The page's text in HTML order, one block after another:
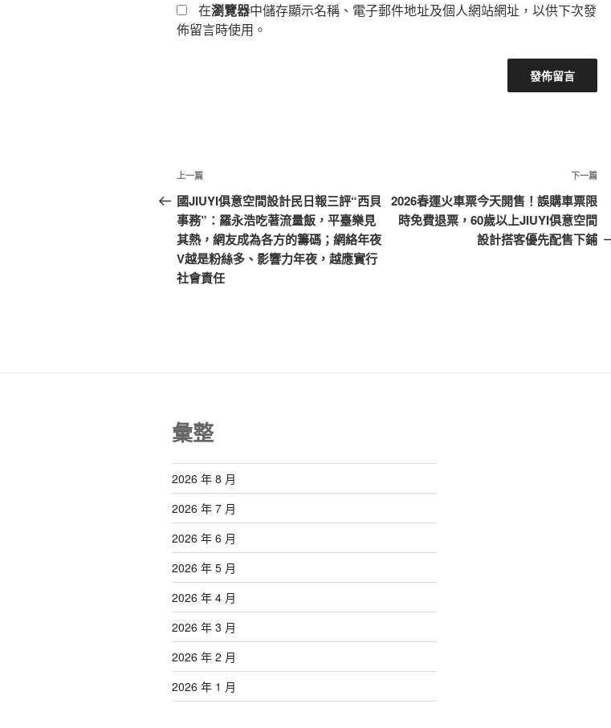
在瀏覽器中儲存顯示名稱、電子郵件地址及個人網站網址，以供下次發
佈留言時使用。
文
章
導
覽
上
一
篇
文
章
上一篇
國JIUYI俱意空間設計民日報三評“西貝
事務”：羅永浩吃著流量飯，平臺樂見
其熱，網友成為各方的籌碼；網絡年夜
V越是粉絲多、影響力年夜，越應實行
社會責任
下
一
篇
文
下一篇
2026春運火車票今天開售！誤購車票限
時免費退票，60歲以上JIUYI俱意空間
設計搭客優先配售下鋪
彙整
2026 年 8 月
2026 年 7 月
2026 年 6 月
2026 年 5 月
2026 年 4 月
2026 年 3 月
2026 年 2 月
2026 年 1 月